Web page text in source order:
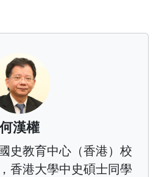
何漢權
史教育中心（香港）校
香港大學中史碩士同學